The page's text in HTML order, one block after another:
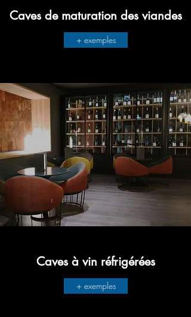
Caves de maturation des viandes
+ exemples
Caves à vin réfrigérées
+ exemples